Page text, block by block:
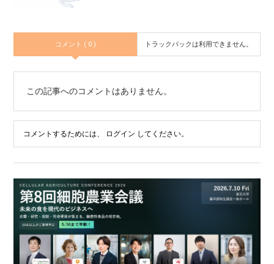
コメント ( 0 ) トラックバックは利用できません。
この記事へのコメントはありません。
コメントするためには、 ログイン してください。